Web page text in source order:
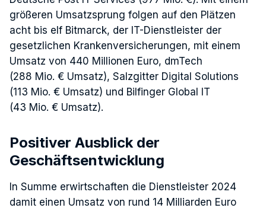
größeren Umsatzsprung folgen auf den Plätzen
acht bis elf Bitmarck, der IT-Dienstleister der
gesetzlichen Krankenversicherungen, mit einem
Umsatz von 440 Millionen Euro, dmTech
(288 Mio. € Umsatz), Salzgitter Digital Solutions
(113 Mio. € Umsatz) und Bilfinger Global IT
(43 Mio. € Umsatz).
Positiver Ausblick der
Geschäftsentwicklung
In Summe erwirtschaften die Dienstleister 2024
damit einen Umsatz von rund 14 Milliarden Euro